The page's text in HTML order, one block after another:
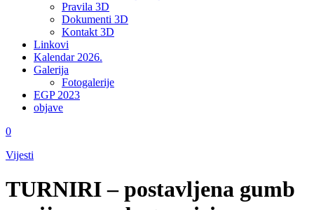
Pravila 3D
Dokumenti 3D
Kontakt 3D
Linkovi
Kalendar 2026.
Galerija
Fotogalerije
EGP 2023
objave
0
Vijesti
TURNIRI – postavljena gumb